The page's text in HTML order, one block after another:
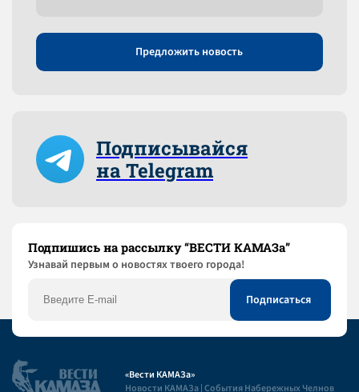
Предложить новость
Подписывайся
на Telegram
Подпишись на рассылку “ВЕСТИ КАМАЗа”
Узнaвай первым о новостях твоего города!
«Вести КАМАЗа»
Новости КАМАЗа | События Набережных Челнов